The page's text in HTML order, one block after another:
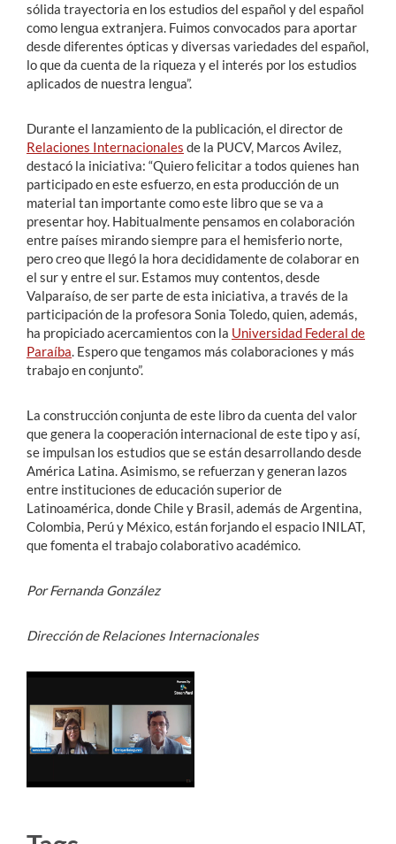
sólida trayectoria en los estudios del español y del español
como lengua extranjera. Fuimos convocados para aportar
desde diferentes ópticas y diversas variedades del español,
lo que da cuenta de la riqueza y el interés por los estudios
aplicados de nuestra lengua”.
Durante el lanzamiento de la publicación, el director de
Relaciones Internacionales de la PUCV, Marcos Avilez,
destacó la iniciativa: “Quiero felicitar a todos quienes han
participado en este esfuerzo, en esta producción de un
material tan importante como este libro que se va a
presentar hoy. Habitualmente pensamos en colaboración
entre países mirando siempre para el hemisferio norte,
pero creo que llegó la hora decididamente de colaborar en
el sur y entre el sur. Estamos muy contentos, desde
Valparaíso, de ser parte de esta iniciativa, a través de la
participación de la profesora Sonia Toledo, quien, además,
ha propiciado acercamientos con la Universidad Federal de
Paraíba. Espero que tengamos más colaboraciones y más
trabajo en conjunto”.
La construcción conjunta de este libro da cuenta del valor
que genera la cooperación internacional de este tipo y así,
se impulsan los estudios que se están desarrollando desde
América Latina. Asimismo, se refuerzan y generan lazos
entre instituciones de educación superior de
Latinoamérica, donde Chile y Brasil, además de Argentina,
Colombia, Perú y México, están forjando el espacio INILAT,
que fomenta el trabajo colaborativo académico.
Por Fernanda González
Dirección de Relaciones Internacionales